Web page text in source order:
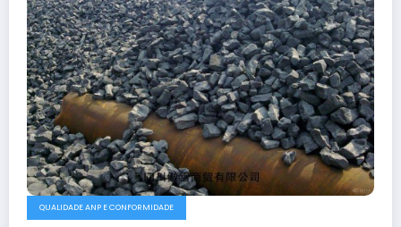
QUALIDADE ANP E CONFORMIDADE